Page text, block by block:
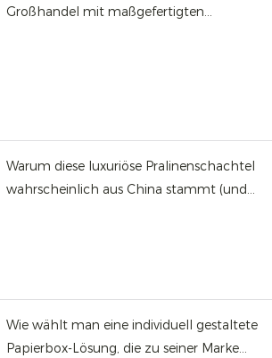
Großhandel mit maßgefertigten
Warum diese luxuriöse Pralinenschachtel
wahrscheinlich aus China stammt (und
Wie wählt man eine individuell gestaltete
Papierbox-Lösung, die zu seiner Marke